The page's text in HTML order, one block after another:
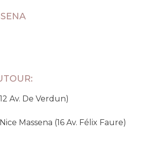
Av. De Verdun)
Massena (16 Av. Félix Faure)